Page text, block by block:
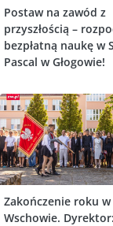
Postaw na zawód z
przyszłością –
bezpłatną naukę w
Pascal w Głogowie!
Zakończenie roku w
Wschowie.